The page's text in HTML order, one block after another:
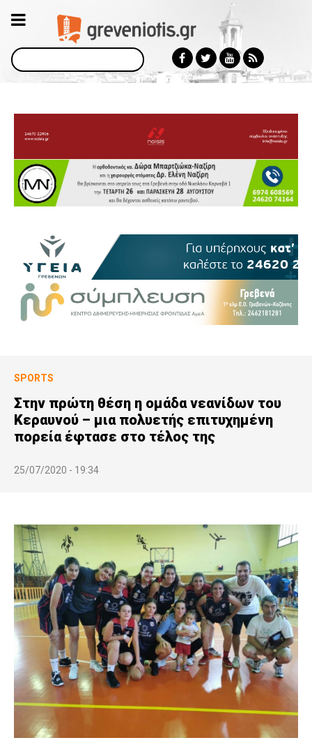
Αναζήτηση
SPORTS
Στην πρώτη θέση η ομάδα νεανίδων του
Κεραυνού – μια πολυετής επιτυχημένη
πορεία έφτασε στο τέλος της
25/07/2020 - 19:34